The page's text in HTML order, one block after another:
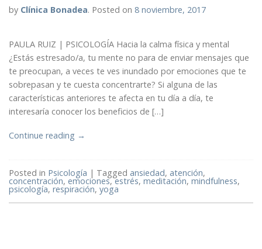
by Clínica Bonadea. Posted on 8 noviembre, 2017
PAULA RUIZ | PSICOLOGÍA Hacia la calma física y mental
¿Estás estresado/a, tu mente no para de enviar mensajes que
te preocupan, a veces te ves inundado por emociones que te
sobrepasan y te cuesta concentrarte? Si alguna de las
características anteriores te afecta en tu día a día, te
interesaría conocer los beneficios de […]
Continue reading →
Posted in Psicología | Tagged ansiedad, atención,
concentración, emociones,estrés, meditación, mindfulness,
psicología, respiración, yoga